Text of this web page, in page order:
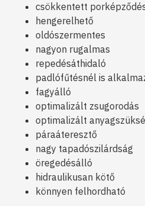
csökkentett
hengerelhető
oldószermentes
nagyon rugalmas
repedésáthidaló
padlófűtésnél is
fagyálló
optimalizált zsugorodás
optimalizált
páraáteresztő
nagy tapadószilárdság
öregedésálló
hidraulikusan kötő
könnyen felhordható